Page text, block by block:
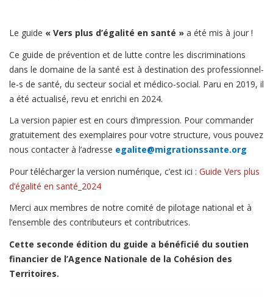
Le guide « Vers plus d’égalité en santé » a été mis à jour !
Ce guide de prévention et de lutte contre les discriminations
dans le domaine de la santé est à destination des professionnel-
le-s de santé, du secteur social et médico-social. Paru en 2019, il
a été actualisé, revu et enrichi en 2024.
La version papier est en cours d’impression. Pour commander
gratuitement des exemplaires pour votre structure, vous pouvez
nous contacter à l’adresse egalite@migrationssante.org
Pour télécharger la version numérique, c’est ici : Guide Vers plus
d’égalité en santé_2024
Merci aux membres de notre comité de pilotage national et à
l’ensemble des contributeurs et contributrices.
Cette seconde édition du guide a bénéficié du soutien
financier de l’Agence Nationale de la Cohésion des
Territoires.